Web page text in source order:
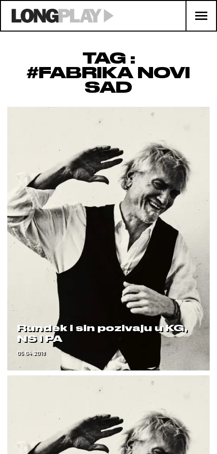
TAG :
#FABRIKA NOVI
SAD
Rundek i sin pozivaju u KG,
NS i PA
05.04.2018